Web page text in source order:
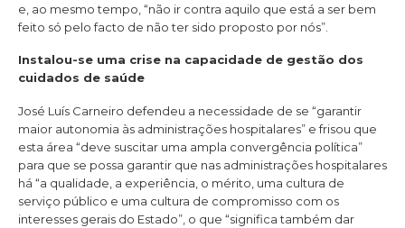
e, ao mesmo tempo, “não ir contra aquilo que está a ser bem
feito só pelo facto de não ter sido proposto por nós”.
Instalou-se uma crise na capacidade de gestão dos
cuidados de saúde
José Luís Carneiro defendeu a necessidade de se “garantir
maior autonomia às administrações hospitalares” e frisou que
esta área “deve suscitar uma ampla convergência política”
para que se possa garantir que nas administrações hospitalares
há “a qualidade, a experiência, o mérito, uma cultura de
serviço público e uma cultura de compromisso com os
interesses gerais do Estado”, o que “significa também dar